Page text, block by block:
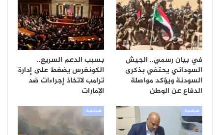
في بيان رسمي.. الجيش
السوداني يحتفي بذكرى
السودنة ويؤكد مواصلة
الدفاع عن الوطن
بسبب الدعم السريع..
الكونغرس يضغط على إدارة
ترامب لاتخاذ إجراءات ضد
الإمارات
سياسية سياسية